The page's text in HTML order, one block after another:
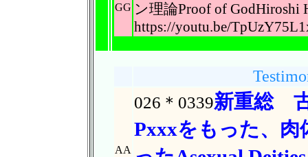
GG ン理論Proof of GodHiroshi
https://youtu.be/
AA
026＊0339新重総
Pxxxをもった、肉